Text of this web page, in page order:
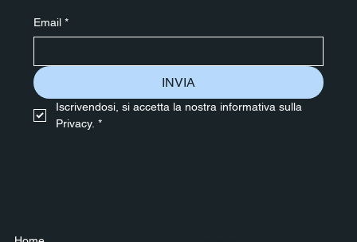
Email *
INVIA
Iscrivendosi, si accetta la nostra informativa sulla
Privacy. *